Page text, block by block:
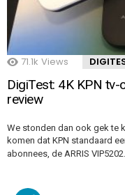
71.1k Views
DigiTest: 4K KPN
review
We stonden dan ook gek te
komen dat KPN standaard
abonnees, de ARRIS VIP5202.